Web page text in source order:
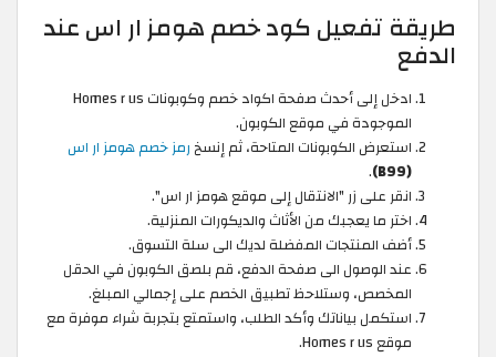
طريقة تفعيل كود خصم هومز ار اس عند
الدفع
ادخل إلى أحدث صفحة اكواد خصم وكوبونات Homes r us
الموجودة في موقع الكوبون.
استعرض الكوبونات المتاحة، ثم إنسخ رمز خصم هومز ار اس
(B99)
.
انقر على زر "الانتقال إلى موقع هومز ار اس".
اختر ما يعجبك من الأثاث والديكورات المنزلية.
أضف المنتجات المفضلة لديك الى سلة التسوق.
عند الوصول الى صفحة الدفع، قم بلصق الكوبون في الحقل
المخصص، وستلاحظ تطبيق الخصم على إجمالي المبلغ.
استكمل بياناتك وأكد الطلب، واستمتع بتجربة شراء موفرة مع
موقع Homes r us.